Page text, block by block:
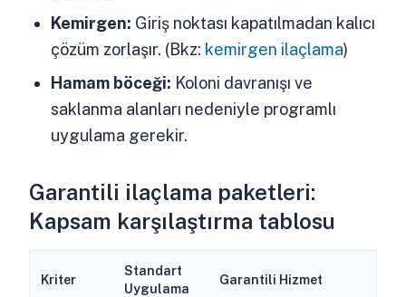
Kemirgen: Giriş noktası kapatılmadan kalıcı
çözüm zorlaşır. (Bkz: kemirgen ilaçlama)
Hamam böceği: Koloni davranışı ve
saklanma alanları nedeniyle programlı
uygulama gerekir.
Garantili ilaçlama paketleri:
Kapsam karşılaştırma tablosu
Kriter
Standart
Uygulama
Garantili Hizmet